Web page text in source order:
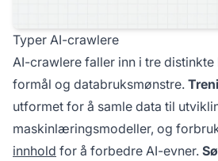
Typer AI-crawlere
AI-crawlere faller inn i tre
formål og databruksmønstre.
utformet for å samle data til
maskinlæringsmodeller, og
innhold for å forbedre AI-evner.